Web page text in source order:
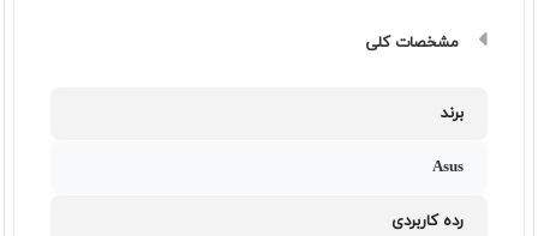
مشخصات کلی
برند
Asus
رده کاربردی